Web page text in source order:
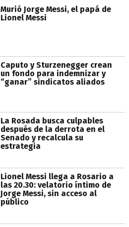
Murió Jorge Messi, el papá de
Lionel Messi
Caputo y Sturzenegger crean
un fondo para indemnizar y
“ganar” sindicatos aliados
La Rosada busca culpables
después de la derrota en el
Senado y recalcula su
estrategia
Lionel Messi llega a Rosario a
las 20.30: velatorio íntimo de
Jorge Messi, sin acceso al
público